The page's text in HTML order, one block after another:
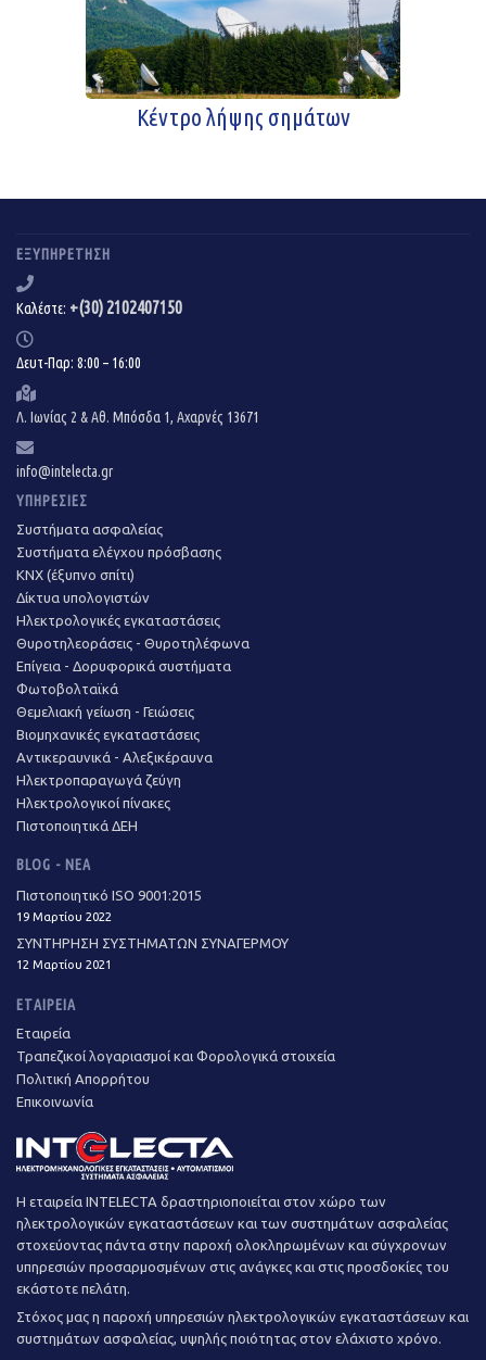
Κέντρο λήψης σημάτων
ΕΞΥΠΗΡΈΤΗΣΗ
Καλέστε: +(30) 2102407150
Δευτ-Παρ: 8:00 – 16:00
Λ. Ιωνίας 2 & Αθ. Μπόσδα 1, Αχαρνές 13671
info@intelecta.gr
ΥΠΗΡΕΣΊΕΣ
Συστήματα ασφαλείας
Συστήματα ελέγχου πρόσβασης
KNX (έξυπνο σπίτι)
Δίκτυα υπολογιστών
Ηλεκτρολογικές εγκαταστάσεις
Θυροτηλεοράσεις - Θυροτηλέφωνα
Επίγεια - Δορυφορικά συστήματα
Φωτοβολταϊκά
Θεμελιακή γείωση - Γειώσεις
Βιομηχανικές εγκαταστάσεις
Αντικεραυνικά - Αλεξικέραυνα
Ηλεκτροπαραγωγά ζεύγη
Ηλεκτρολογικοί πίνακες
Πιστοποιητικά ΔΕΗ
BLOG - ΝΈΑ
Πιστοποιητικό ISO 9001:2015
19 Μαρτίου 2022
ΣΥΝΤΗΡΗΣΗ ΣΥΣΤΗΜΑΤΩΝ ΣΥΝΑΓΕΡΜΟΥ
12 Μαρτίου 2021
ΕΤΑΙΡΕΊΑ
Εταιρεία
Τραπεζικοί λογαριασμοί και Φορολογικά στοιχεία
Πολιτική Απορρήτου
Επικοινωνία
Η εταιρεία INTELECTA δραστηριοποιείται στον χώρο των
ηλεκτρολογικών εγκαταστάσεων και των συστημάτων ασφαλείας
στοχεύοντας πάντα στην παροχή ολοκληρωμένων και σύγχρονων
υπηρεσιών προσαρμοσμένων στις ανάγκες και στις προσδοκίες του
εκάστοτε πελάτη.
Στόχος μας η παροχή υπηρεσιών ηλεκτρολογικών εγκαταστάσεων και
συστημάτων ασφαλείας, υψηλής ποιότητας στον ελάχιστο χρόνο.